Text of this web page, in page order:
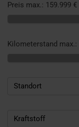
Preis max.: 159.999 €
Kilometerstand max.:
Standort
Kraftstoff